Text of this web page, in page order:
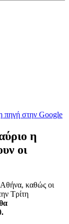
πηγή στην Google
η
οι
Αθήνα, καθώς οι
Τρίτη